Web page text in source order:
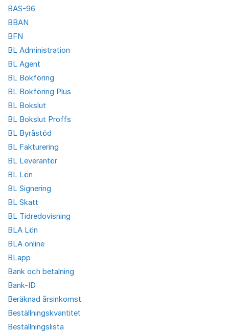
BAS-96
BBAN
BFN
BL Administration
BL Agent
BL Bokföring
BL Bokföring Plus
BL Bokslut
BL Bokslut Proffs
BL Byråstöd
BL Fakturering
BL Leverantör
BL Lön
BL Signering
BL Skatt
BL Tidredovisning
BLA Lön
BLA online
BLapp
Bank och betalning
Bank-ID
Beräknad årsinkomst
Beställningskvantitet
Beställningslista